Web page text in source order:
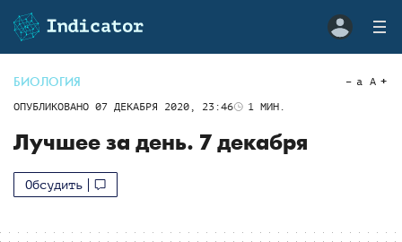
БИОЛОГИЯ
ОПУБЛИКОВАНО 07 ДЕКАБРЯ 2020, 23:46 1 МИН.
a A
Лучшее за день. 7 декабря
Обсудить